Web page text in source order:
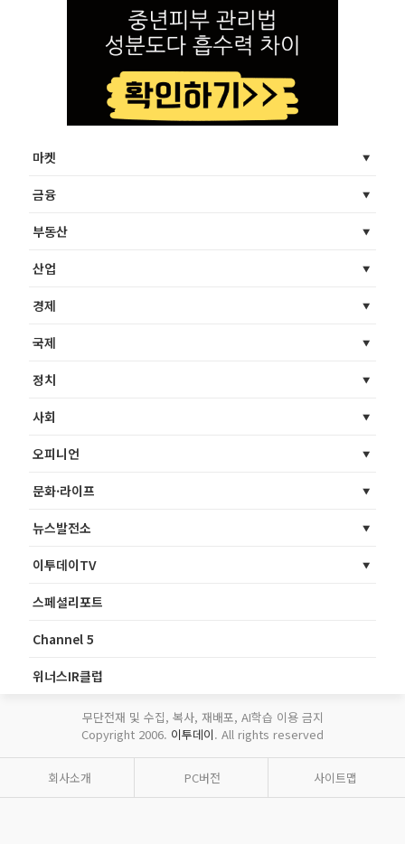
마켓
금융
부동산
산업
경제
국제
정치
사회
오피니언
문화·라이프
뉴스발전소
이투데이TV
스페셜리포트
Channel 5
위너스IR클럽
무단전재 및 수집, 복사, 재배포, AI학습 이용 금지
Copyright 2006. 이투데이. All rights reserved
회사소개 PC버전 사이트맵